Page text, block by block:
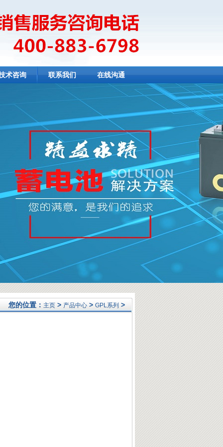
术咨询 联系我们 在线沟通
您的位置： 主页 > 产品中心 > GPL系列 >